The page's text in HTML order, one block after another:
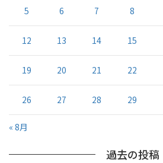
5 6 7 8
12 13 14 15
19 20 21 22
26 27 28 29
« 8月
過去の投稿